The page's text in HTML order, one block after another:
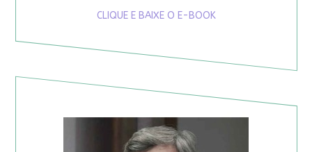
CLIQUE E BAIXE O E-BOOK